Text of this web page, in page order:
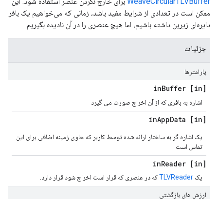
ممکن است در تعدادی از شرایط مفید باشد، زمانی که می‌خواهیم یک بافر
دایره‌ای زیرین داشته باشیم، اما هیچ عنصری را در آن نادیده بگیریم.
جزئیات
پارامترها
[in] in
Buffer
اشاره به بافری که از آن اخراج صورت می گیرد
[in] in
AppData
یک اشاره گر به ساختار ارائه شده توسط کاربر که حاوی زمینه اضافی برای این
تماس است
[in] in
Reader
یک TLVReaderکه در عنصری که قرار است اخراج شود قرار دارد.
ارزش های بازگشتی